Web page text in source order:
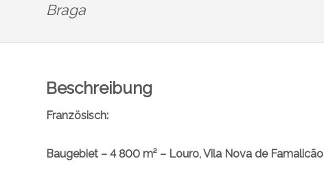
Braga
Beschreibung
Französisch:
Baugebiet – 4 800 m² – Louro, Vila Nova de Famalicão